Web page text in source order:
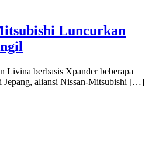
Luncurkan
Livina berbasis Xpander beberapa
Jepang, aliansi Nissan-Mitsubishi […]